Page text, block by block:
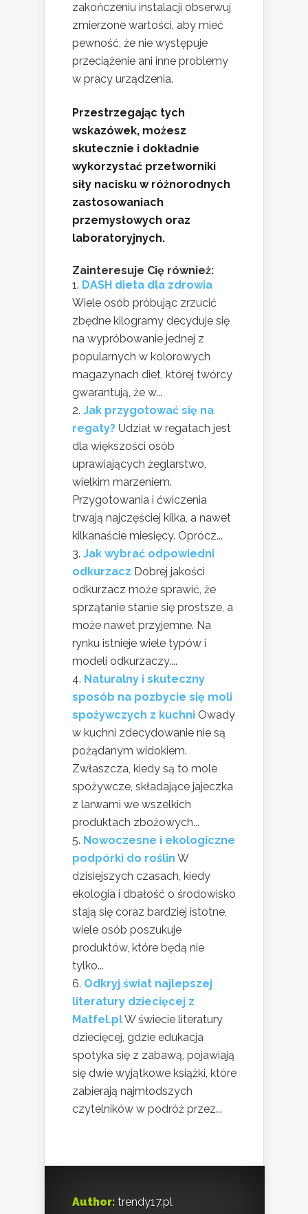
zakończeniu instalacji obserwuj
zmierzone wartości, aby mieć
pewność, że nie występuje
przeciążenie ani inne problemy
w pracy urządzenia.
Przestrzegając tych
wskazówek, możesz
skutecznie i dokładnie
wykorzystać przetworniki
siły nacisku w różnorodnych
zastosowaniach
przemysłowych oraz
laboratoryjnych.
Zainteresuje Cię również:
DASH dieta dla zdrowia
Wiele osób próbując zrzucić
zbędne kilogramy decyduje się
na wypróbowanie jednej z
popularnych w kolorowych
magazynach diet, której twórcy
gwarantują, że w...
Jak przygotować się na
regaty? Udział w regatach jest
dla większości osób
uprawiających żeglarstwo,
wielkim marzeniem.
Przygotowania i ćwiczenia
trwają najczęściej kilka, a nawet
kilkanaście miesięcy. Oprócz...
Jak wybrać odpowiedni
odkurzacz Dobrej jakości
odkurzacz może sprawić, że
sprzątanie stanie się prostsze, a
może nawet przyjemne. Na
rynku istnieje wiele typów i
modeli odkurzaczy....
Naturalny i skuteczny
sposób na pozbycie się moli
spożywczych z kuchni Owady
w kuchni zdecydowanie nie są
pożądanym widokiem.
Zwłaszcza, kiedy są to mole
spożywcze, składające jajeczka
z larwami we wszelkich
produktach zbożowych...
Nowoczesne i ekologiczne
podpórki do roślin W
dzisiejszych czasach, kiedy
ekologia i dbałość o środowisko
stają się coraz bardziej istotne,
wiele osób poszukuje
produktów, które będą nie
tylko...
Odkryj świat najlepszej
literatury dziecięcej z
Matfel.plW świecie literatury
dziecięcej, gdzie edukacja
spotyka się z zabawą, pojawiają
się dwie wyjątkowe książki, które
zabierają najmłodszych
czytelników w podróż przez...
Author: trendy17.pl